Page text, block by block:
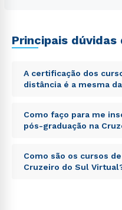
Principais dúvidas
A certificação dos
distância é a mesma
Sed ut perspiciatis
voluptatem
totam rem aperiam,
explicabo. Nemo enim
voluptas sit aspernatur
Como faço para me
pós-graduação na
Sed ut perspiciatis
voluptatem
Como são os cursos
Cruzeiro do Sul